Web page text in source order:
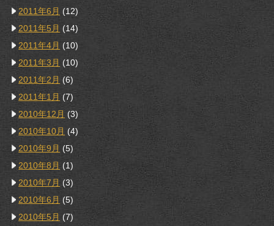
2011年6月 (12)
2011年5月 (14)
2011年4月 (10)
2011年3月 (10)
2011年2月 (6)
2011年1月 (7)
2010年12月 (3)
2010年10月 (4)
2010年9月 (5)
2010年8月 (1)
2010年7月 (3)
2010年6月 (5)
2010年5月 (7)